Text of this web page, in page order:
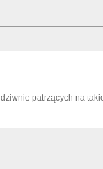
patrzących na